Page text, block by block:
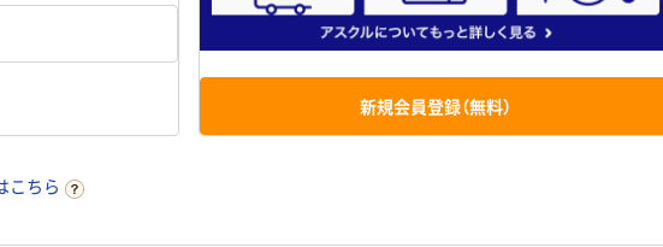
新規会員登録（無料）
こちら